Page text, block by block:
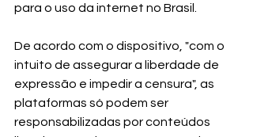
para o uso da internet no Brasil.
De acordo com o dispositivo, "com o
intuito de assegurar a liberdade de
expressão e impedir a censura", as
plataformas só podem ser
responsabilizadas por conteúdos